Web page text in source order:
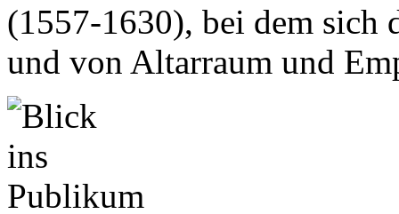
(1557-1630), bei dem sich
und von Altarraum und